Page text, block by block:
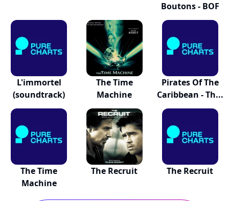
Boutons - BOF
L'immortel
(soundtrack)
The Time
Machine
Pirates Of The
Caribbean - Th...
The Time
Machine
The Recruit The Recruit